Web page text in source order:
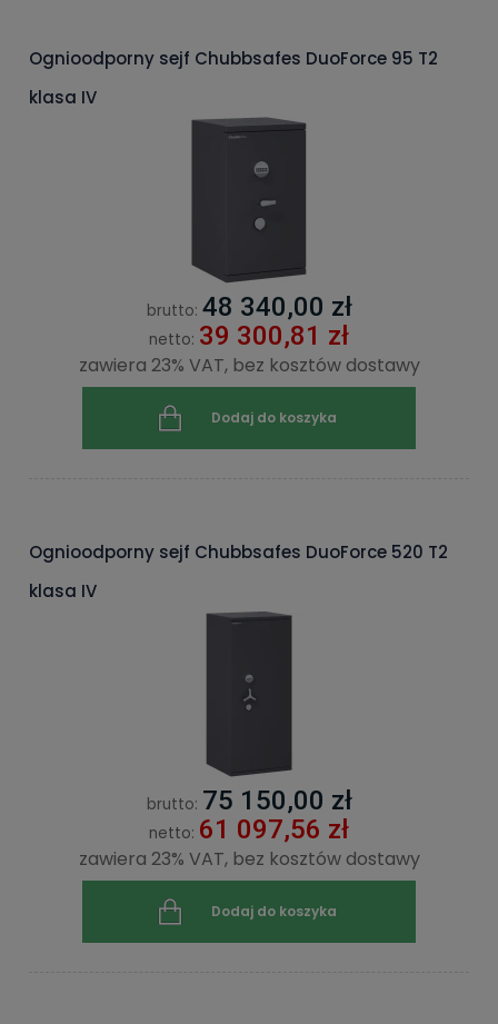
Ognioodporny sejf Chubbsafes DuoForce 95 T2
klasa IV
brutto: 48 340,00 zł
netto: 39 300,81 zł
zawiera 23% VAT, bez kosztów dostawy
Dodaj do koszyka
Ognioodporny sejf Chubbsafes DuoForce 520 T2
klasa IV
brutto: 75 150,00 zł
netto: 61 097,56 zł
zawiera 23% VAT, bez kosztów dostawy
Dodaj do koszyka